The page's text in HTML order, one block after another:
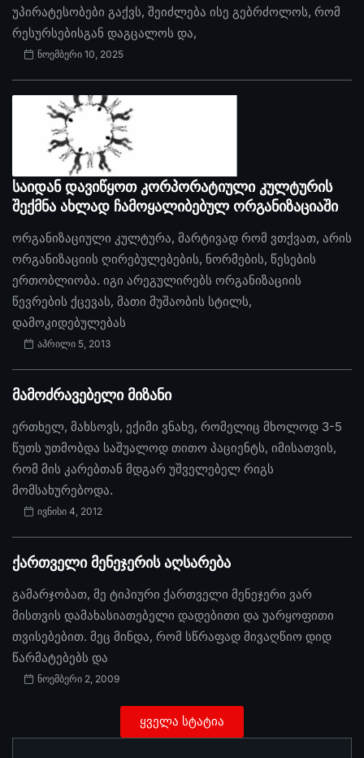
უპირატესობები გაქვს, შეიძლება ისე გებრძოლოს, რომ
რესურსებისგან დაგცალოს და,
ნოემბერი 10, 2025
საიდან დავიწყოთ კორპორატიული კულტურის
შექმნა ახლად ჩამოყალიბებულ ორგანიზაციაში
ორგანიზაციული კულტურა, მარტივად რომ ვთქვათ, არის
ორგანიზაციის ღირებულებების, ნორმების, წესების
ერთობლიობა. იგი არეგულირებს ორგანიზაციის
წევრების ქცევას, მათი მუშაობის სტილს,
დამოკიდებულებას
აპრილი 5, 2013
მამოძრავებელი მიზანი
ერთხელ, მახსოვს, ექიმი ვნახე, რომელიც მხოლოდ 3-5
წუთს უთმობდა საშუალოდ თითო პაციენტს, იმისათვის,
რომ მის კარებთან მდგარ უშველებელ რიგს
მომსახურებოდა.
ივნისი 4, 2012
ქართველი მენეჯერის აღსარება
გამარჯობათ, მე ტიპიური ქართველი მენეჯერი ვარ
მისთვის დამახასიათებელი დადებითი და უარყოფითი
თვისებებით. მეც მინდა, რომ სწრაფად მივაღწიო დიდ
წარმატებებს და
ნოემბერი 2, 2009
ყველა სტატია